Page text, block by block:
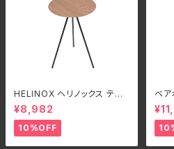
HELINOX ヘリノックス テー
ブルオー HOME DECO &
BEACH オーク
¥8,982
10%OFF
ベア
ン